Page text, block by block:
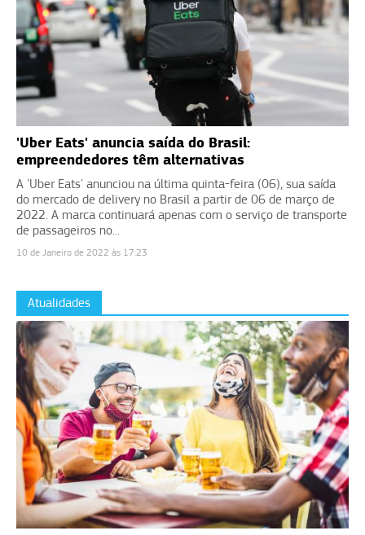
'Uber Eats' anuncia saída do Brasil:
empreendedores têm alternativas
A 'Uber Eats' anunciou na última quinta-feira (06), sua saída
do mercado de delivery no Brasil a partir de 06 de março de
2022. A marca continuará apenas com o serviço de transporte
de passageiros no...
10 de Janeiro de 2022 às 17:23
Atualidades